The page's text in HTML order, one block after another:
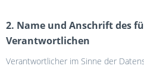
2. Name und Anschrift des
Verantwortlichen
Verantwortlicher im Sinne der